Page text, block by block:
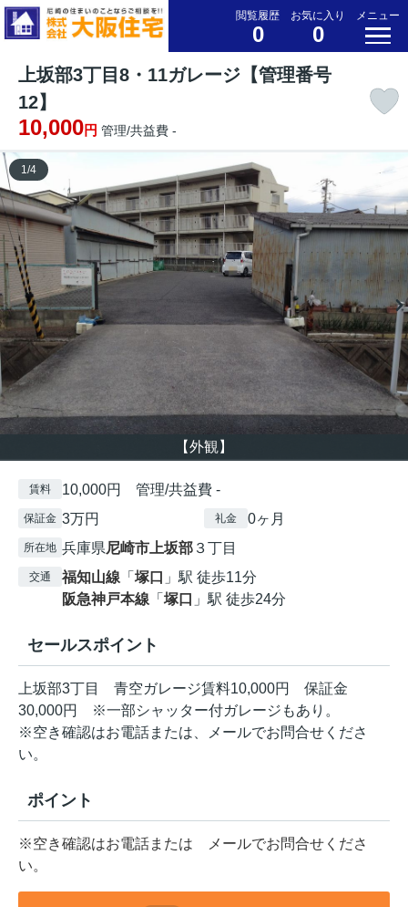
閲覧履歴
0
お気に入り
0
メニュー
上坂部3丁目8・11ガレージ【管理番号
12】
10,000円 管理/共益費 -
【外観】
1/4
賃料 10,000円 管理/共益費 -
保証金 3万円 礼金 0ヶ月
所在地 兵庫県尼崎市 上坂部 ３丁目
交通 福知山線 「 塚口 」駅 徒歩11分
阪急神戸本線 「 塚口 」駅 徒歩24分
セールスポイント
上坂部3丁目 青空ガレージ賃料10,000円 保証金
30,000円 ※一部シャッター付ガレージもあり。
※空き確認はお電話または、メールでお問合せくださ
い。
ポイント
※空き確認はお電話または
メールでお問合せくださ
い。